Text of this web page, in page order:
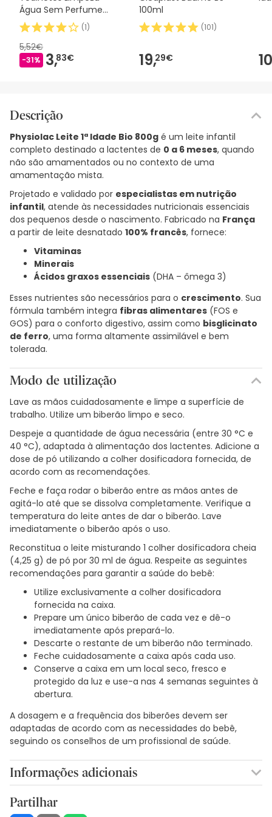
Água Sem Perfume
60 Unidades
(1)
5,52€
-31% 3,83€
100ml
(101)
19,29€
Descrição
Physiolac Leite 1ª Idade Bio 800g é um leite infantil
completo destinado a lactentes de 0 a 6 meses, quando
não são amamentados ou no contexto de uma
amamentação mista.
Projetado e validado por especialistas em nutrição
infantil, atende às necessidades nutricionais essenciais
dos pequenos desde o nascimento. Fabricado na França
a partir de leite desnatado 100% francês, fornece:
Vitaminas
Minerais
Ácidos graxos essenciais (DHA – ômega 3)
Esses nutrientes são necessários para o crescimento. Sua
fórmula também integra fibras alimentares (FOS e
GOS) para o conforto digestivo, assim como bisglicinato
de ferro, uma forma altamente assimilável e bem
tolerada.
Modo de utilização
Lave as mãos cuidadosamente e limpe a superfície de
trabalho. Utilize um biberão limpo e seco.
Despeje a quantidade de água necessária (entre 30 °C e
40 °C), adaptada à alimentação dos lactentes. Adicione a
dose de pó utilizando a colher dosificadora fornecida, de
acordo com as recomendações.
Feche e faça rodar o biberão entre as mãos antes de
agitá-lo até que se dissolva completamente. Verifique a
temperatura do leite antes de dar o biberão. Lave
imediatamente o biberão após o uso.
Reconstitua o leite misturando 1 colher dosificadora cheia
(4,25 g) de pó por 30 ml de água. Respeite as seguintes
recomendações para garantir a saúde do bebê:
Utilize exclusivamente a colher dosificadora
fornecida na caixa.
Prepare um único biberão de cada vez e dê-o
imediatamente após prepará-lo.
Descarte o restante de um biberão não terminado.
Feche cuidadosamente a caixa após cada uso.
Conserve a caixa em um local seco, fresco e
protegido da luz e use-a nas 4 semanas seguintes à
abertura.
A dosagem e a frequência dos biberões devem ser
adaptadas de acordo com as necessidades do bebê,
seguindo os conselhos de um profissional de saúde.
Informações adicionais
Partilhar